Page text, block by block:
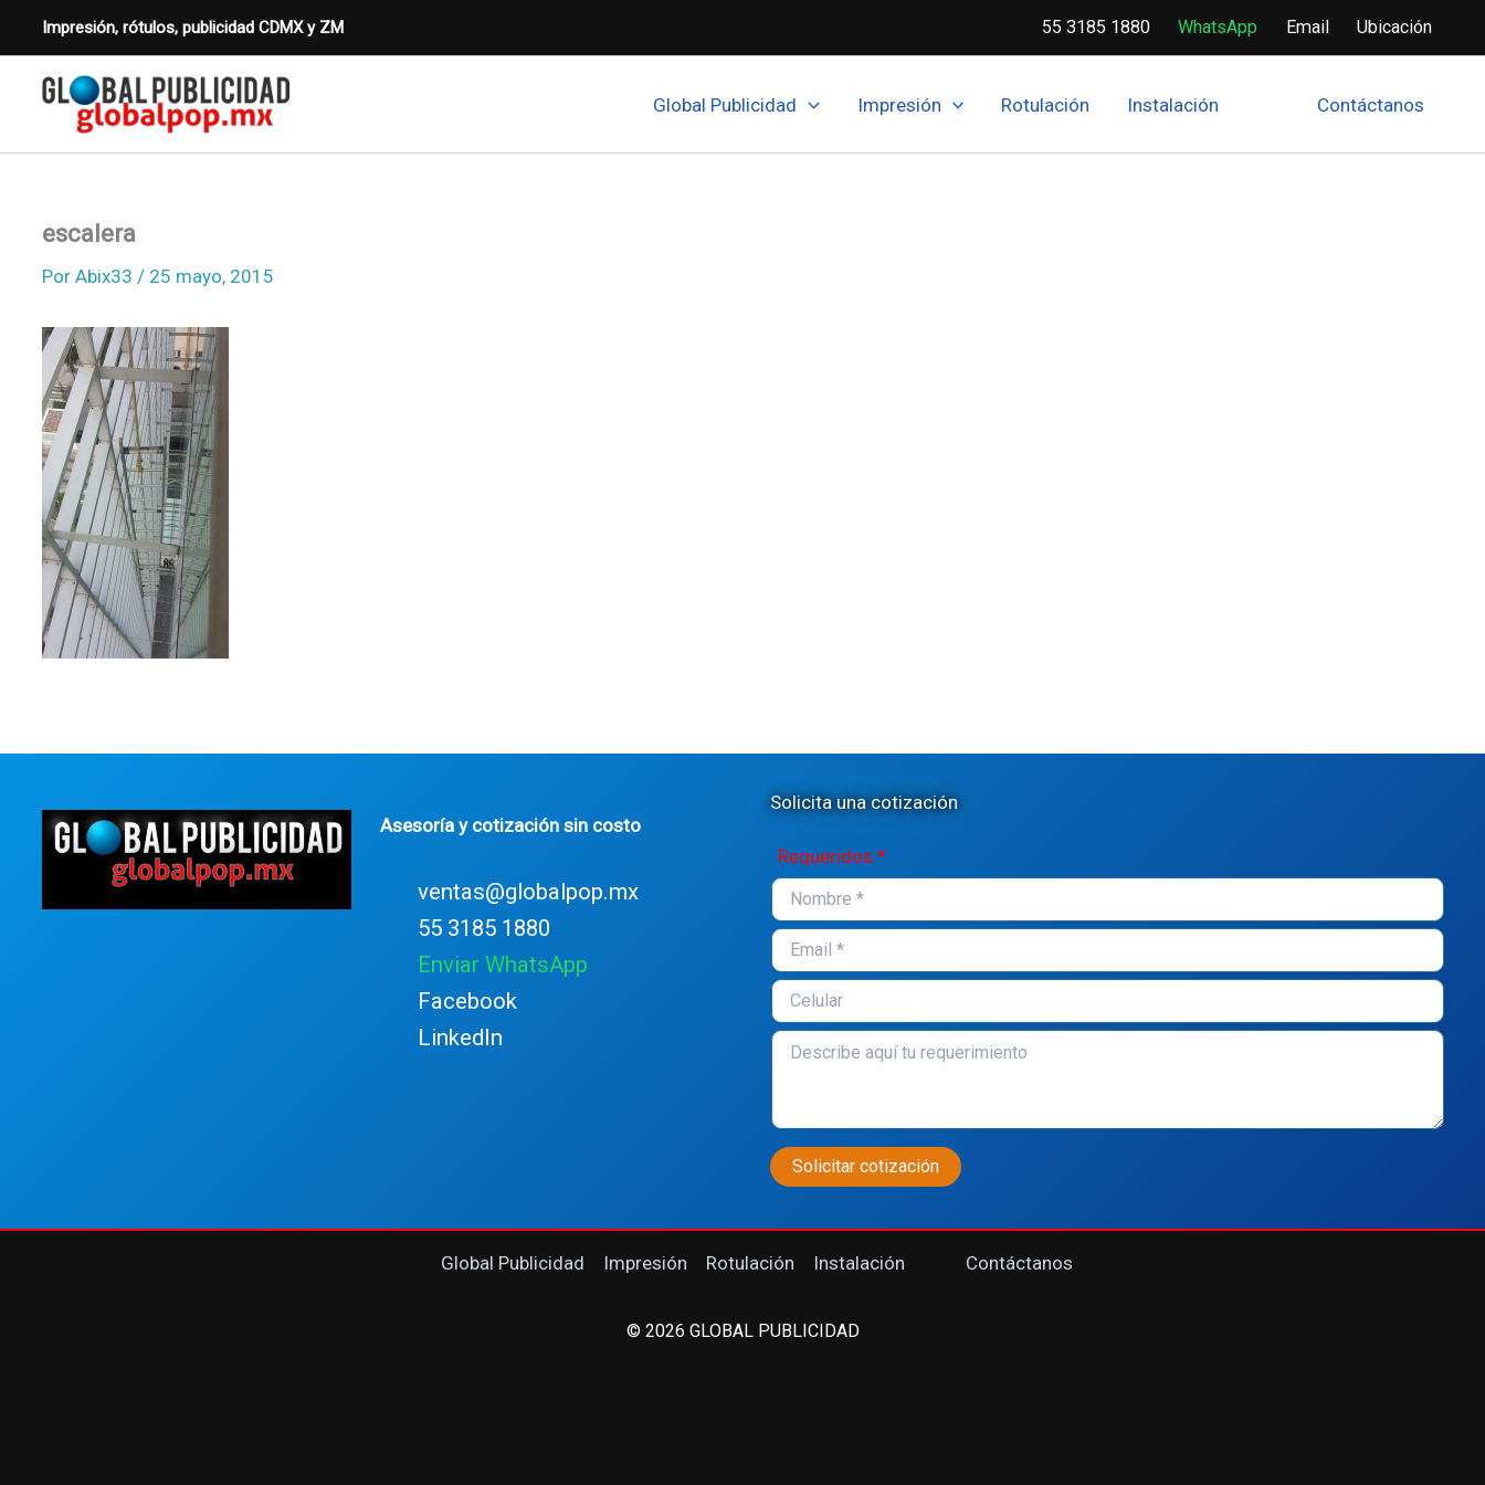
contenido
Impresión, rótulos, publicidad CDMX y ZM 55 3185 1880 WhatsApp Email Ubicación
Global Publicidad Impresión Rotulación Instalación Contáctanos
escalera
Por Abix33 / 25 mayo, 2015
Asesoría y cotización sin costo
ventas@globalpop.mx
55 3185 1880
Enviar WhatsApp
Facebook
LinkedIn
Solicita una cotización
Requeridos *
Global Publicidad Impresión Rotulación Instalación Contáctanos
© 2026 GLOBAL PUBLICIDAD